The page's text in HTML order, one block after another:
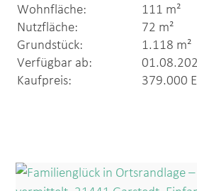
Wohnfläche:
111 m²
Nutzfläche:
72 m²
Grundstück:
1.118 m²
Verfügbar ab:
Kaufpreis:
379.000